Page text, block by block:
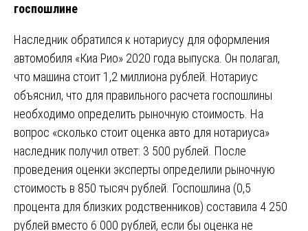
госпошлине
Наследник обратился к нотариусу для оформления
автомобиля «Киа Рио» 2020 года выпуска. Он полагал,
что машина стоит 1,2 миллиона рублей. Нотариус
объяснил, что для правильного расчета госпошлины
необходимо определить рыночную стоимость. На
вопрос «сколько стоит оценка авто для нотариуса»
наследник получил ответ: 3 500 рублей. После
проведения оценки эксперты определили рыночную
стоимость в 850 тысяч рублей. Госпошлина (0,5
процента для близких родственников) составила 4 250
рублей вместо 6 000 рублей, если бы оценка не